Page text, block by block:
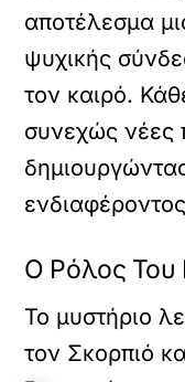
αποτέλεσμα
ψυχικής
τον καιρό.
συνεχώς νέες
Ο Ρόλος Του
Το μυστήριο
τον Σκορπιό